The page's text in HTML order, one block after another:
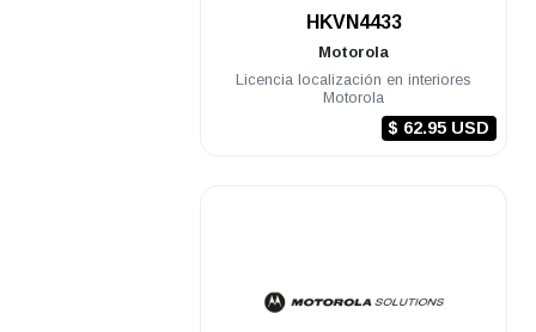
HKVN4433
Motorola
Licencia localización en interiores
Motorola
$ 62.95 USD